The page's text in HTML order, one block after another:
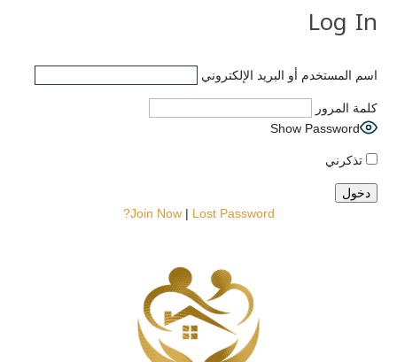
Log In
اسم المستخدم أو البريد الإلكتروني
كلمة المرور
Show Password
تذكرني
Join Now| Lost Password?